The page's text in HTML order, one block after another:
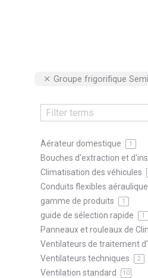
Groupe frigorifique
Aérateur domestique 1
Bouches d'extraction et
Climatisation des véhicules
Conduits flexibles
gamme de produits 1
guide de sélection rapide 1
Panneaux et rouleaux de
Ventilateurs de traitement
Ventilateurs techniques 2
Ventilation standard 10